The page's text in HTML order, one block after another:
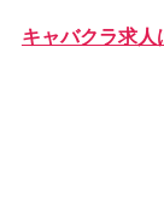
キャバクラ求人